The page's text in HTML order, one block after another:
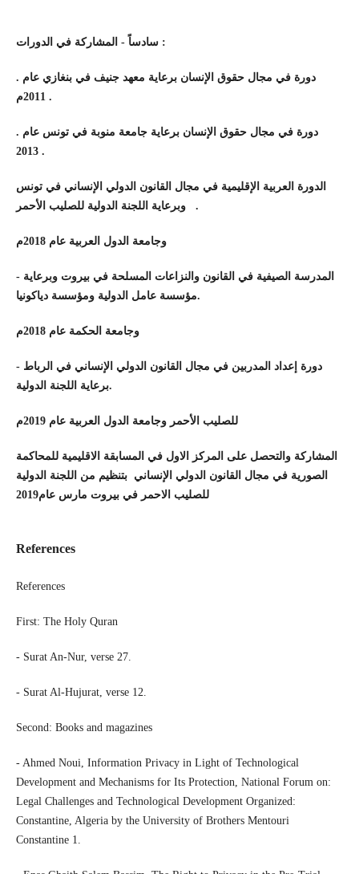
سادساً - المشاركة في الدورات :
. دورة في مجال حقوق الإنسان برعاية معهد جنيف في بنغازي عام
2011م .
. دورة في مجال حقوق الإنسان برعاية جامعة منوبة في تونس عام
2013 .
الدورة العربية الإقليمية في مجال القانون الدولي الإنساني في تونس
وبرعاية اللجنة الدولية للصليب الأحمر .
وجامعة الدول العربية عام 2018م
- المدرسة الصيفية في القانون والنزاعات المسلحة في بيروت وبرعاية
مؤسسة عامل الدولية ومؤسسة دياكونيا.
وجامعة الحكمة عام 2018م
- دورة إعداد المدربين في مجال القانون الدولي الإنساني في الرباط
برعاية اللجنة الدولية.
للصليب الأحمر وجامعة الدول العربية عام 2019م
المشاركة والتحصل على المركز الاول في المسابقة الاقليمية للمحاكمة
الصورية في مجال القانون الدولي الإنساني بتنظيم من اللجنة الدولية
للصليب الاحمر في بيروت مارس عام2019
References
References
First: The Holy Quran
- Surat An-Nur, verse 27.
- Surat Al-Hujurat, verse 12.
Second: Books and magazines
- Ahmed Noui, Information Privacy in Light of Technological
Development and Mechanisms for Its Protection, National Forum on:
Legal Challenges and Technological Development Organized:
Constantine, Algeria by the University of Brothers Mentouri
Constantine 1.